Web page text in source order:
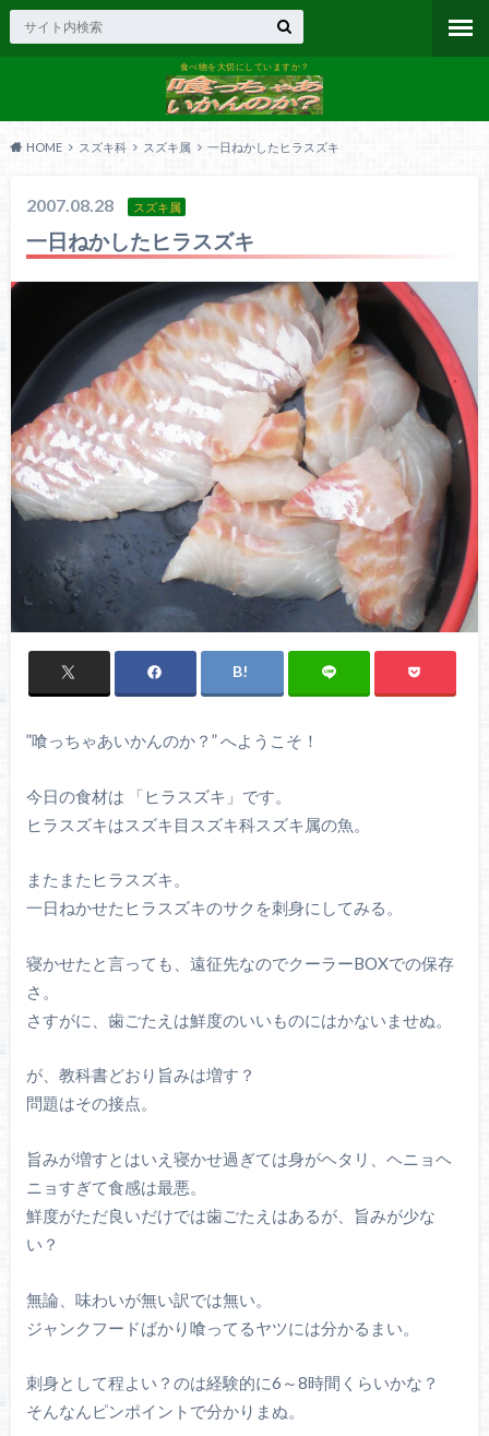
食べ物を大切にしていますか？
HOME スズキ科 スズキ属 一日ねかしたヒラスズキ
2007.08.28 スズキ属
一日ねかしたヒラスズキ
”喰っちゃあいかんのか？” へようこそ！
今日の食材は 「ヒラスズキ」です。
ヒラスズキはスズキ目スズキ科スズキ属の魚。
またまたヒラスズキ。
一日ねかせたヒラスズキのサクを刺身にしてみる。
寝かせたと言っても、遠征先なのでクーラーBOXでの保存
さ。
さすがに、歯ごたえは鮮度のいいものにはかないませぬ。
が、教科書どおり旨みは増す？
問題はその接点。
旨みが増すとはいえ寝かせ過ぎては身がヘタリ、ヘニョヘ
ニョすぎて食感は最悪。
鮮度がただ良いだけでは歯ごたえはあるが、旨みが少な
い？
無論、味わいが無い訳では無い。
ジャンクフードばかり喰ってるヤツには分かるまい。
刺身として程よい？のは経験的に6～8時間くらいかな？
そんなんピンポイントで分かりまぬ。